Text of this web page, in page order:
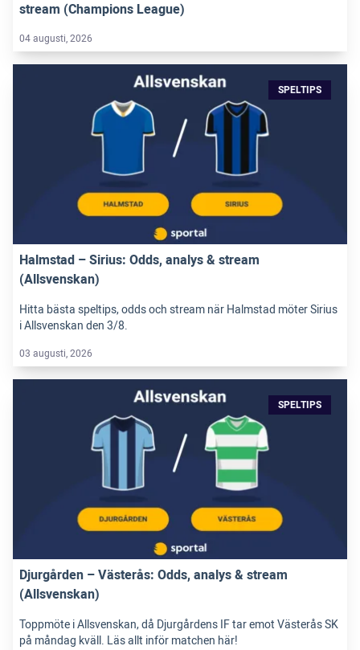
stream (Champions League)
04 augusti, 2026
SPELTIPS
Halmstad – Sirius: Odds, analys & stream
(Allsvenskan)
Hitta bästa speltips, odds och stream när Halmstad möter Sirius
i Allsvenskan den 3/8.
03 augusti, 2026
SPELTIPS
Djurgården – Västerås: Odds, analys & stream
(Allsvenskan)
Toppmöte i Allsvenskan, då Djurgårdens IF tar emot Västerås SK
på måndag kväll. Läs allt inför matchen här!